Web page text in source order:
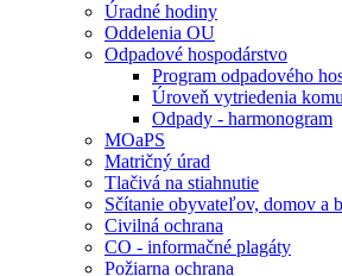
Úradné hodiny
Oddelenia OU
Odpadové hospodárstvo
Program odpadového
Úroveň vytriedenia
Odpady - harmonogram
MOaPS
Matričný úrad
Tlačivá na stiahnutie
Sčítanie obyvateľov, domov a
Civilná ochrana
CO - informačné plagáty
Požiarna ochrana